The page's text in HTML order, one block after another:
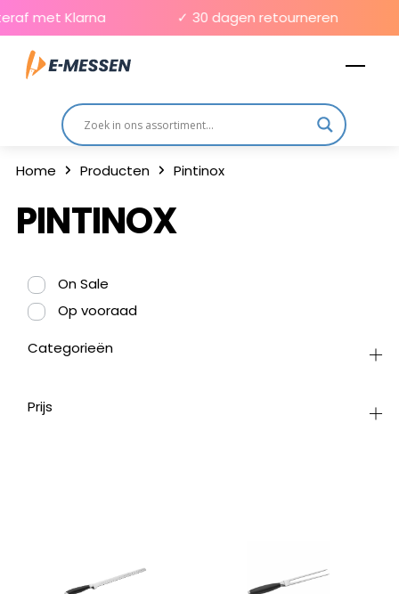
Skip
to
content
met Klarna ✓ 30 dagen retourneren
Home Producten Pintinox
PINTINOX
On Sale
Op vooraad
Categorieën
Prijs